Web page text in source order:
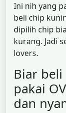
Ini nih yang
beli chip
dipilih chip
kurang. Jadi
lovers.
Biar
pakai
dan